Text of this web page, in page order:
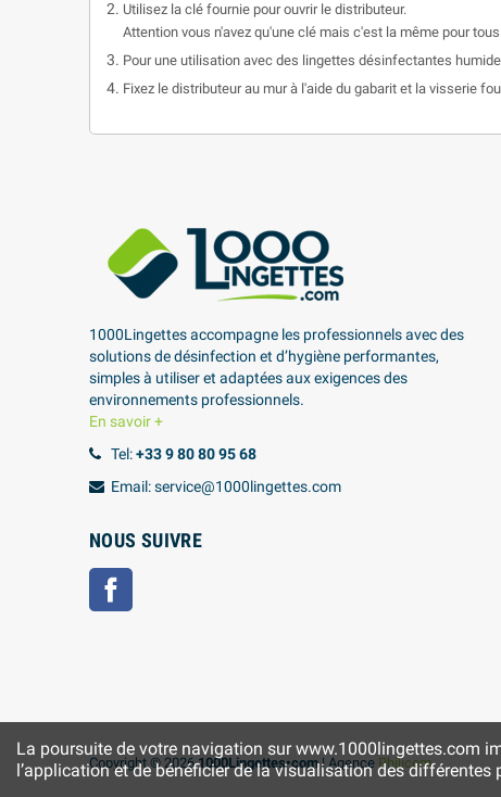
Utilisez la clé fournie pour ouvrir le distributeur.
Attention vous n'avez qu'une clé mais c'est la même pour
Pour une utilisation avec des lingettes désinfectantes
Fixez le distributeur au mur à l'aide du gabarit et la visserie
1000Lingettes accompagne les professionnels avec des
solutions de désinfection et d’hygiène performantes,
simples à utiliser et adaptées aux exigences des
environnements professionnels.
En savoir +
Tel:+33 9 80 80 95 68
Email: service@1000lingettes.com
NOUS SUIVRE
Copyright © 20261000Lingettes•com| Agence Philicom
La poursuite de votre navigation sur www.1000lingettes.com
l’application et de bénéficier de la visualisation des différentes